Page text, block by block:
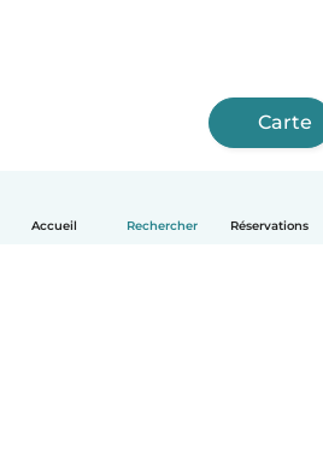
Accueil Rechercher Réservations
Carte